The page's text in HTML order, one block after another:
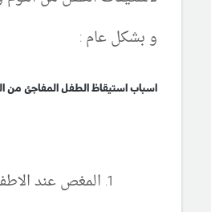
و بشكل عام :
اسباب استيقاظ الطفل المفاجئ من
المغص عند